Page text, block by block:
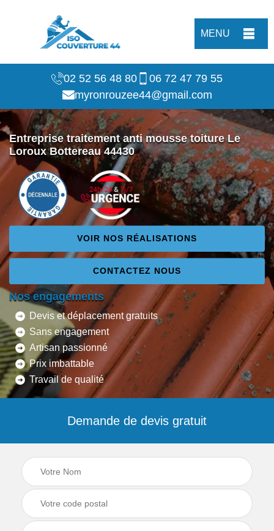
MENU
02 52 56 48 80
06 72 47 79 55
myronrouzee44@gmail.com
Entreprise traitement anti mousse toiture Le
Loroux Bottereau 44430
VOIR NOS RÉALISATIONS
CONTACTEZ NOUS
Nos engagements
Devis et déplacement gratuits
Sans engagement
Artisan passionné
Prix imbattable
Travail de qualité
Demande de devis gratuit